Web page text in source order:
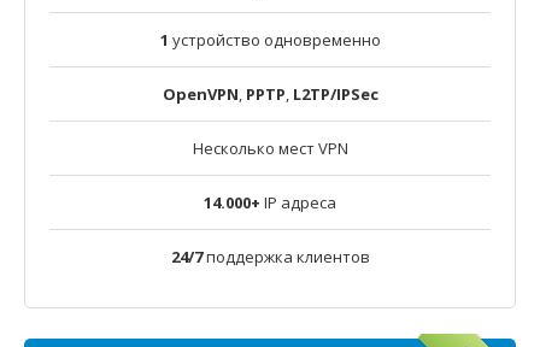
1 устройство одновременно
OpenVPN, PPTP, L2TP/IPSec
Несколько мест VPN
14.000+ IP адреса
24/7поддержка клиентов